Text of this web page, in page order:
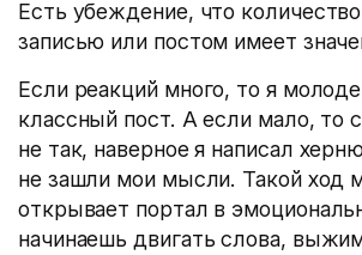
Есть убеждение, что
записью или постом имеет
Если реакций много, то я
классный пост. А если мало, то
не так, наверное я написал
не зашли мои мысли. Такой ход
открывает портал в
начинаешь двигать слова,